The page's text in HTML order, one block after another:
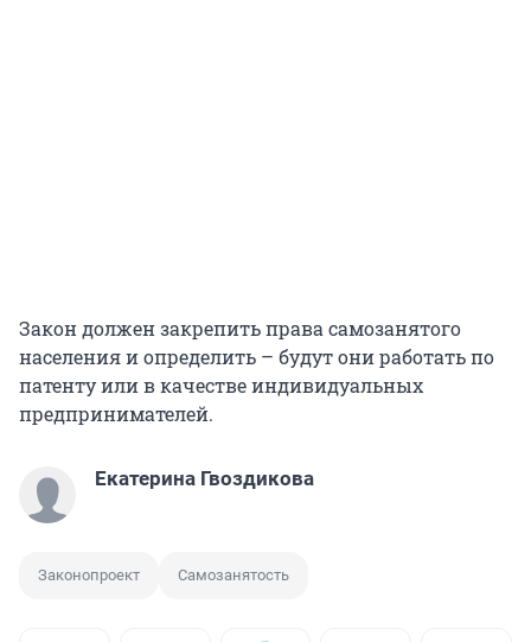
Закон должен закрепить права самозанятого
населения и определить – будут они работать по
патенту или в качестве индивидуальных
предпринимателей.
Екатерина Гвоздикова
Законопроект Самозанятость